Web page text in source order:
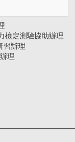
檢定測驗協助辦理
習辦理
理